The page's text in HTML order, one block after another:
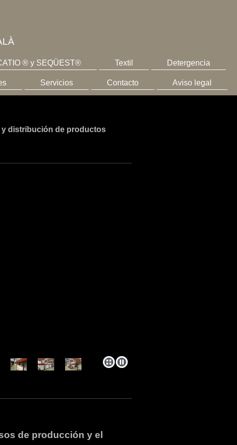
® y SEQÜEST® Textil Detergencia
Servicios Contacto Aviso legal
y distribución de productos
de producción y el